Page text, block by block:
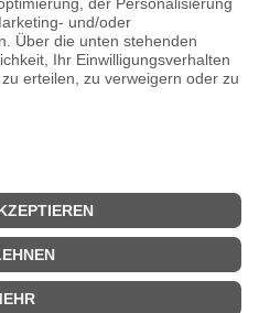
Elektronikgeräten
von Kundenbewertungen